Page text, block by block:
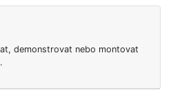
demonstrovat nebo montovat